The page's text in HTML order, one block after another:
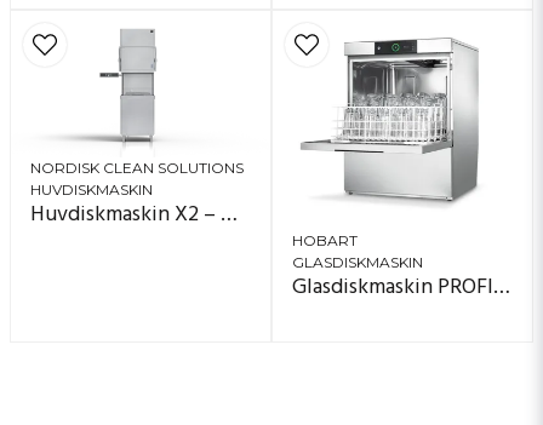
NORDISK CLEAN SOLUTIONS
HUVDISKMASKIN
Huvdiskmaskin X2 – Master line
HOBART
GLASDISKMASKIN
Glasdiskmaskin PROFI GX